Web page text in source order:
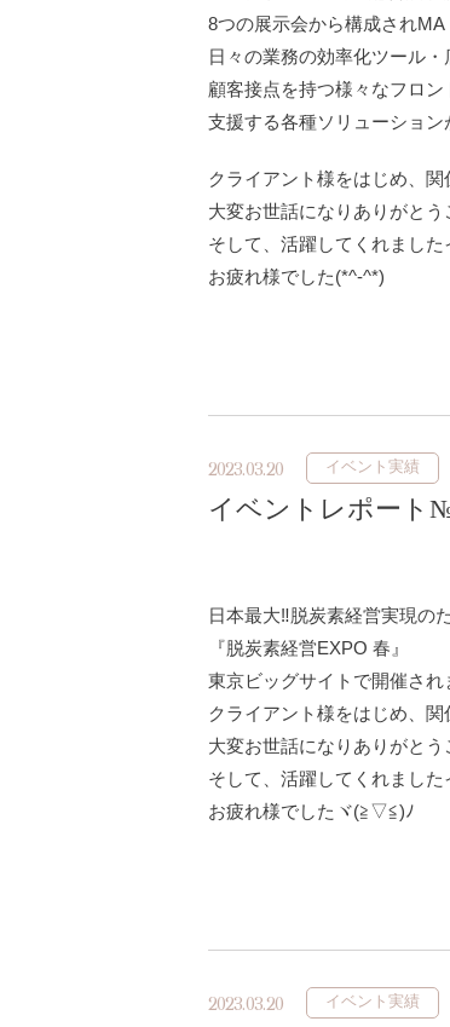
8つの展示会から構成されMA
日々の業務の効率化ツール・
顧客接点を持つ様々なフロ
支援する各種ソリューショ
クライアント様をはじめ、関
大変お世話になりありがと
そして、活躍してくれました
お疲れ様でした(*^-^*)
2023.03.20 イベント実績
イベントレポート
日本最大‼脱炭素経営実現の
『脱炭素経営EXPO 春』
クライアント様をはじめ、関
大変お世話になりありがと
そして、活躍してくれました
お疲れ様でしたヾ(≧▽≦)ﾉ
2023.03.20 イベント実績